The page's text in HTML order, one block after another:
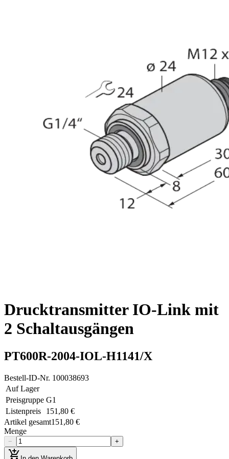
Drucktransmitter IO-Link mit
2 Schaltausgängen
PT600R-2004-IOL-H1141/X
Bestell-ID-Nr. 100038693
Auf Lager
Preisgruppe G1
Listenpreis
151,80 €
Artikel gesamt151,80 €
Menge
− +
add_shopping_cart